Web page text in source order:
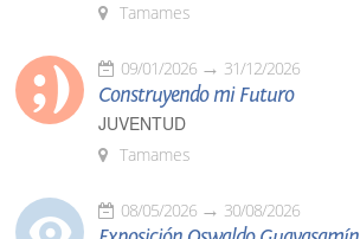
Tamames
09/01/2026 31/12/2026
Construyendo mi Futuro
JUVENTUD
Tamames
08/05/2026 30/08/2026